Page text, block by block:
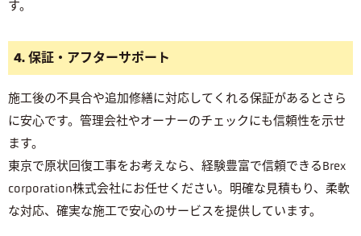
す。
4. 保証・アフターサポート
施工後の不具合や追加修繕に対応してくれる保証があるとさら
に安心です。管理会社やオーナーのチェックにも信頼性を示せ
ます。
東京で原状回復工事をお考えなら、経験豊富で信頼できるBrex
corporation株式会社にお任せください。明確な見積もり、柔軟
な対応、確実な施工で安心のサービスを提供しています。